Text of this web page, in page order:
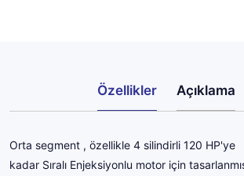
Özellikler Açıklama
Orta segment , özellikle 4 silindirli 120 HP'ye
kadar Sıralı Enjeksiyonlu motor için